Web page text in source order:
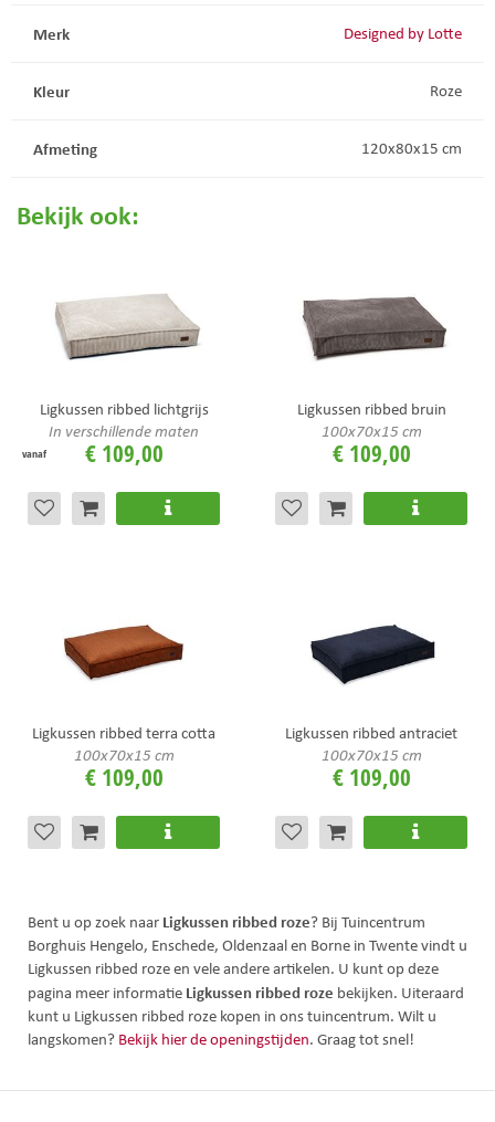
Merk Designed by Lotte
Kleur Roze
Afmeting 120x80x15 cm
Bekijk ook:
Ligkussen ribbed lichtgrijs
In verschillende maten
vanaf € 109,00
Ligkussen ribbed bruin
100x70x15 cm
€ 109,00
Ligkussen ribbed terra cotta
100x70x15 cm
€ 109,00
Ligkussen ribbed antraciet
100x70x15 cm
€ 109,00
Bent u op zoek naar Ligkussen ribbed roze? Bij Tuincentrum
Borghuis Hengelo, Enschede, Oldenzaal en Borne in Twente vindt u
Ligkussen ribbed roze en vele andere artikelen. U kunt op deze
pagina meer informatie Ligkussen ribbed roze bekijken. Uiteraard
kunt u Ligkussen ribbed roze kopen in ons tuincentrum. Wilt u
langskomen? Bekijk hier de openingstijden. Graag tot snel!